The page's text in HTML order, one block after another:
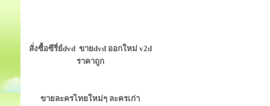
สั่งซื้อซีรี่ย์dvd ขายdvd ออกใหม่ v2d
ราคาถูก
ขายละครไทยใหม่ๆ ละครเก่า